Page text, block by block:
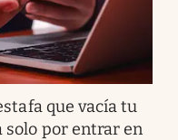
que vacía tu
solo por entrar en